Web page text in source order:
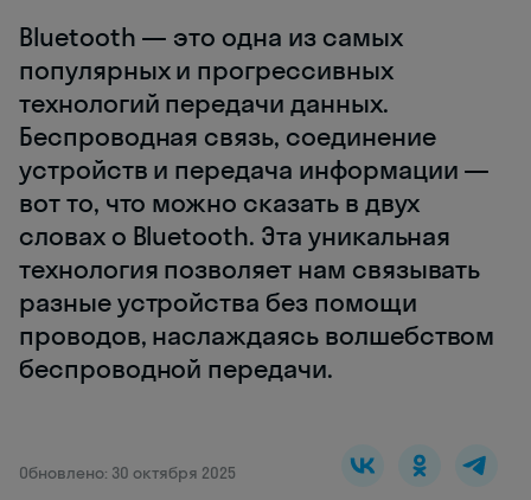
Bluetooth — это одна из самых
популярных и прогрессивных
технологий передачи данных.
Беспроводная связь, соединение
устройств и передача информации —
вот то, что можно сказать в двух
словах о Bluetooth. Эта уникальная
технология позволяет нам связывать
разные устройства без помощи
проводов, наслаждаясь волшебством
беспроводной передачи.
Обновлено: 30 октября 2025